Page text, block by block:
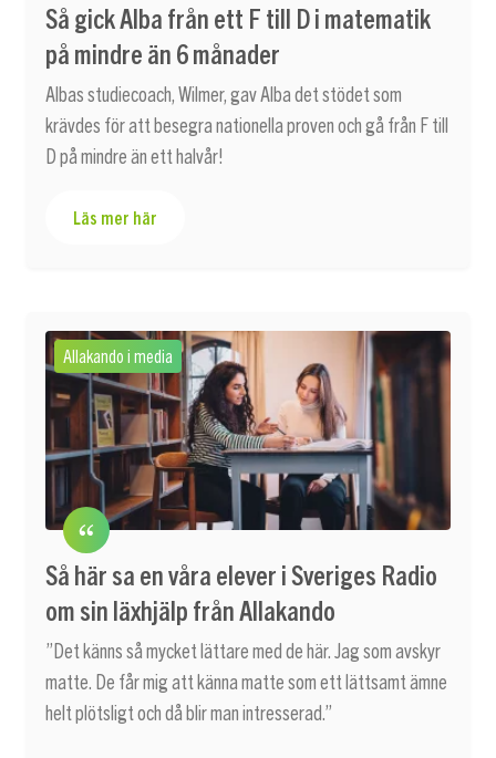
Så gick Alba från ett F till D i matematik
på mindre än 6 månader
Albas studiecoach, Wilmer, gav Alba det stödet som
krävdes för att besegra nationella proven och gå från F till
D på mindre än ett halvår!
Läs mer här
Allakando i media
Så här sa en våra elever i Sveriges Radio
om sin läxhjälp från Allakando
”Det känns så mycket lättare med de här. Jag som avskyr
matte. De får mig att känna matte som ett lättsamt ämne
helt plötsligt och då blir man intresserad.”